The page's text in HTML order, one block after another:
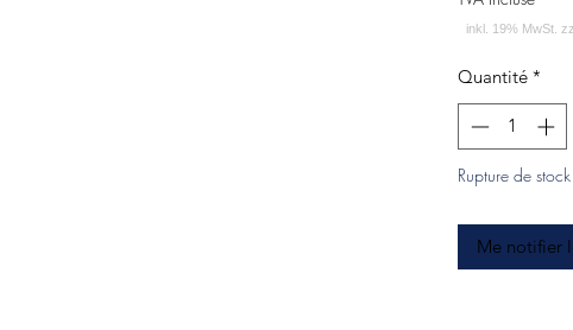
Quantité *
Rupture de stock
Me notifier